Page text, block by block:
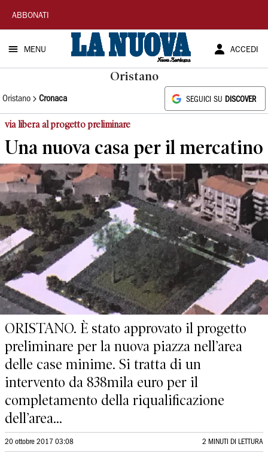
La
Nuova
Sardegna
ABBONATI
MENU ACCEDI
Oristano
Oristano Cronaca SEGUICI SU DISCOVER
via libera al progetto preliminare
Una nuova casa per il mercatino
ORISTANO. È stato approvato il progetto
preliminare per la nuova piazza nell’area
delle case minime. Si tratta di un
intervento da 838mila euro per il
completamento della riqualificazione
dell’area...
20 ottobre 2017 03:08 2 MINUTI DI LETTURA